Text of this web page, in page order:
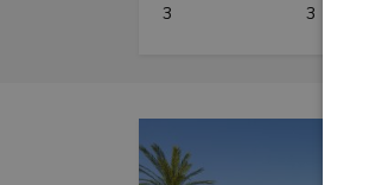
3
3